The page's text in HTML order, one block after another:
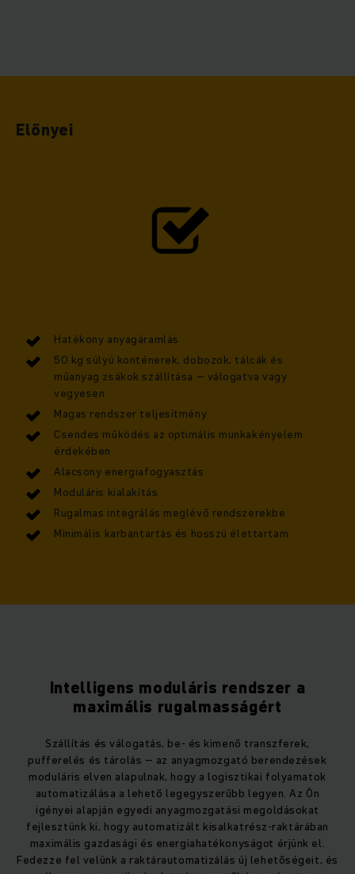
Előnyei
Hatékony anyagáramlás
50 kg súlyú konténerek, dobozok, tálcák és
műanyag zsákok szállítása – válogatva vagy
vegyesen
Magas rendszer teljesítmény
Csendes működés az optimális munkakényelem
érdekében
Alacsony energiafogyasztás
Moduláris kialakítás
Rugalmas integrálás meglévő rendszerekbe
Minimális karbantartás és hosszú élettartam
Intelligens moduláris rendszer a
maximális rugalmasságért
Szállítás és válogatás, be- és kimenő transzferek,
pufferelés és tárolás – az anyagmozgató berendezések
moduláris elven alapulnak, hogy a logisztikai folyamatok
automatizálása a lehető legegyszerűbb legyen. Az Ön
igényei alapján egyedi anyagmozgatási megoldásokat
fejlesztünk ki, hogy automatizált kisalkatrész-raktárában
maximális gazdasági és energiahatékonyságot érjünk el.
Fedezze fel velünk a raktárautomatizálás új lehetőségeit, és